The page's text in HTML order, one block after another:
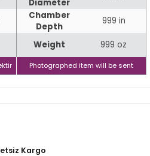
Diameter
Chamber
Depth
999 in
Weight 999 oz
Photographed item will be sent
Kargo